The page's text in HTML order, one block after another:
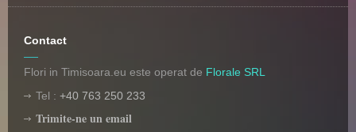
Contact
Flori in Timisoara.eu este operat de Florale SRL
Tel : +40 763 250 233
Trimite-ne un email